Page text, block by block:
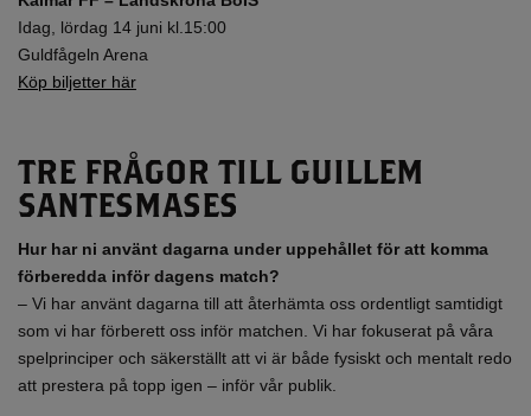
Idag, lördag 14 juni kl.15:00
Guldfågeln Arena
Köp biljetter här
TRE FRÅGOR TILL GUILLEM
SANTESMASES
Hur har ni använt dagarna under uppehållet för att komma
förberedda inför dagens match?
– Vi har använt dagarna till att återhämta oss ordentligt samtidigt
som vi har förberett oss inför matchen. Vi har fokuserat på våra
spelprinciper och säkerställt att vi är både fysiskt och mentalt redo
att prestera på topp igen – inför vår publik.